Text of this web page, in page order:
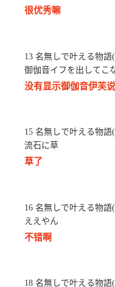
很优秀嘛
13 名無しで叶える物語
御伽音イフを出してこ
没有显示御伽音伊芙
15 名無しで叶える物語
流石に草
草了
16 名無しで叶える物語
ええやん
不错啊
18 名無しで叶える物語